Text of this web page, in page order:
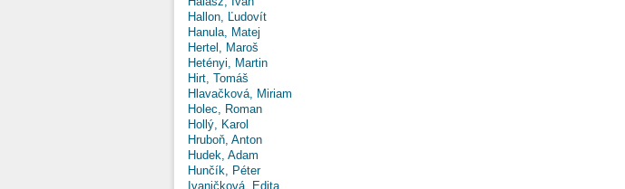
Hallon, Ľudovít
Hanula, Matej
Hertel, Maroš
Hetényi, Martin
Hirt, Tomáš
Hlavačková, Miriam
Holec, Roman
Hollý, Karol
Hruboň, Anton
Hudek, Adam
Hunčík, Péter
Ivaničková, Edita